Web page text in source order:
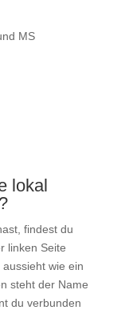
lokal
findest du
linken Seite
wie ein
steht der Name
du verbunden